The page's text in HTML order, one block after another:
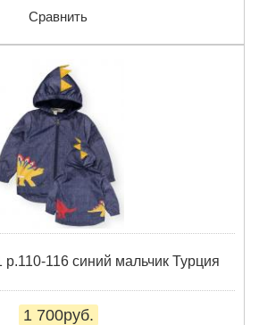
Сравнить
р.110-116 синий мальчик Турция
1 700руб.